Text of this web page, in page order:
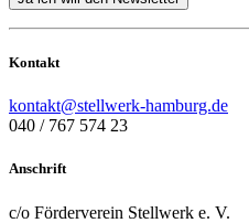
Kontakt
kontakt@stellwerk-hamburg.de
040 / 767 574 23
Anschrift
c/o Förderverein Stellwerk e. V.